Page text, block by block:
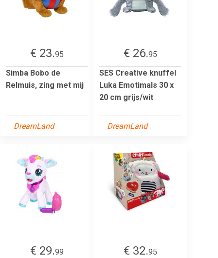
€ 23.95
Simba Bobo de
Relmuis, zing met mij
DreamLand
€ 26.95
SES Creative knuffel
Luka Emotimals 30 x
20 cm grijs/wit
DreamLand
€ 29.99
€ 32.95